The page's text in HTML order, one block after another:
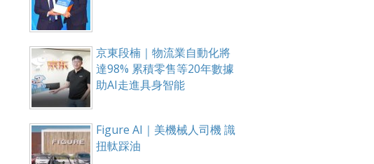
京東段楠｜物流業自動化將
達98% 累積零售等20年數據
助AI走進具身智能
Figure AI｜美機械人司機 識
扭軚踩油